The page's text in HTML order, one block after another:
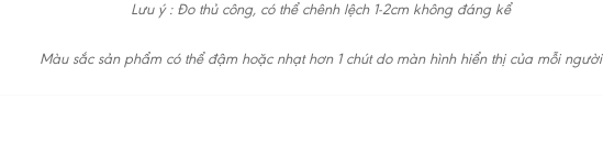
Lưu ý : Đo thủ công, có thể chênh lệch 1-2cm không đáng kể
Màu sắc sản phẩm có thể đậm hoặc nhạt hơn 1 chút do màn hình hiển thị của mỗi người